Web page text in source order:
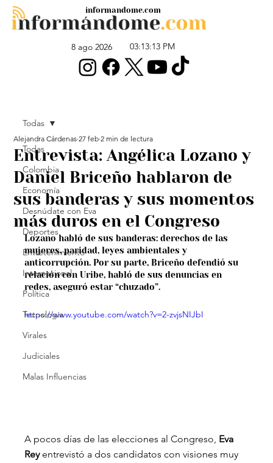
8 ago 2026 03:13:13 PM
informandome.com
Todas
Colombia
Economía
Desnúdate con Eva
Deportes
Entretenimiento
Internacional
Política
Tecnología
Virales
Judiciales
Malas Influencias
Todas
Entrevista: Angélica Lozano y
Daniel Briceño hablaron de
sus banderas y sus momentos
más duros en el Congreso
Alejandra Cárdenas 27 feb 2 min de lectura
Lozano habló de sus banderas: derechos de las
mujeres, paridad, leyes ambientales y
anticorrupción. Por su parte, Briceño defendió su
relación con Uribe, habló de sus denuncias en
redes, aseguró estar “chuzado”.
https://www.youtube.com/watch?v=2-zvjsNIJbI
A pocos días de las elecciones al Congreso, Eva
Rey entrevistó a dos candidatos con visiones muy